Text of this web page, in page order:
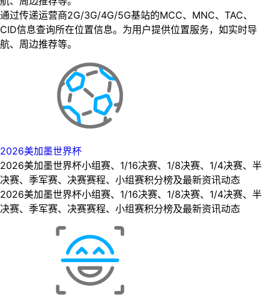
通过传递运营商2G/3G/4G/5G基站的MCC、MNC、TAC、
CID信息查询所在位置信息。为用户提供位置服务，如实时导
航、周边推荐等。
2026美加墨世界杯
2026美加墨世界杯小组赛、1/16决赛、1/8决赛、1/4决赛、半
决赛、季军赛、决赛赛程、小组赛积分榜及最新资讯动态
2026美加墨世界杯小组赛、1/16决赛、1/8决赛、1/4决赛、半
决赛、季军赛、决赛赛程、小组赛积分榜及最新资讯动态